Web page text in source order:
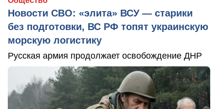
Новости СВО: «элита» ВСУ — старики
без подготовки, ВС РФ топят украинскую
морскую логистику
Русская армия продолжает освобождение ДНР